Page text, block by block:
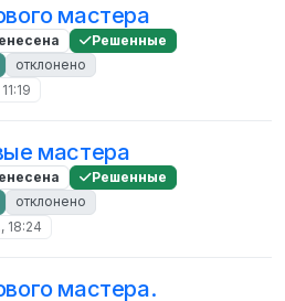
мастера
Решенные
отклонено
мастера
Решенные
отклонено
18:24
мастера.